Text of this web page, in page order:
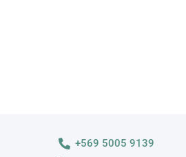
+569 5005 9139